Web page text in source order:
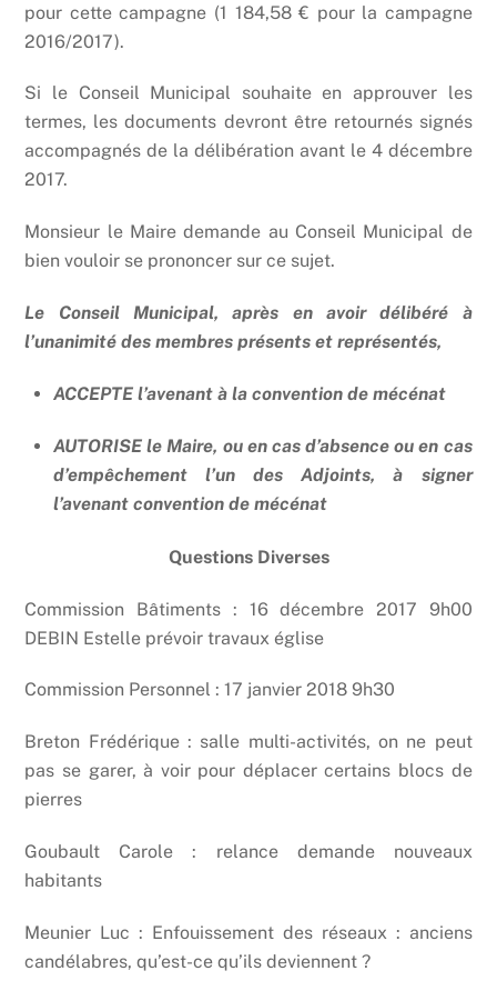
pour cette campagne (1 184,58 € pour la campagne
2016/2017).
Si le Conseil Municipal souhaite en approuver les
termes, les documents devront être retournés signés
accompagnés de la délibération avant le 4 décembre
2017.
Monsieur le Maire demande au Conseil Municipal de
bien vouloir se prononcer sur ce sujet.
Le Conseil Municipal, après en avoir délibéré à
l’unanimité des membres présents et représentés,
ACCEPTE l’avenant à la convention de mécénat
AUTORISE le Maire, ou en cas d’absence ou en cas
d’empêchement l’un des Adjoints, à signer
l’avenant convention de mécénat
Questions Diverses
Commission Bâtiments : 16 décembre 2017 9h00
DEBIN Estelle prévoir travaux église
Commission Personnel : 17 janvier 2018 9h30
Breton Frédérique : salle multi-activités, on ne peut
pas se garer, à voir pour déplacer certains blocs de
pierres
Goubault Carole : relance demande nouveaux
habitants
Meunier Luc : Enfouissement des réseaux : anciens
candélabres, qu’est-ce qu’ils deviennent ?